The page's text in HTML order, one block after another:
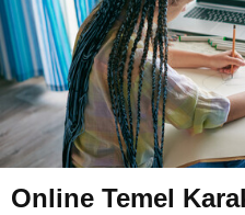
Online Temel